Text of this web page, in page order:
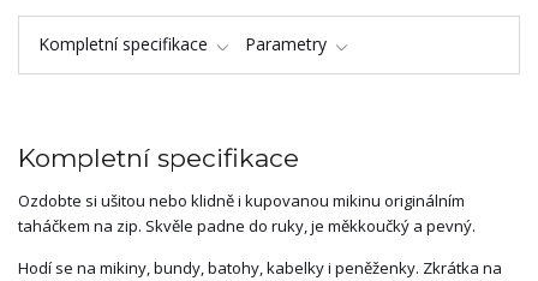
Kompletní specifikace Parametry
Kompletní specifikace
Ozdobte si ušitou nebo klidně i kupovanou mikinu originálním
taháčkem na zip. Skvěle padne do ruky, je měkkoučký a pevný.
Hodí se na mikiny, bundy, batohy, kabelky i peněženky. Zkrátka na